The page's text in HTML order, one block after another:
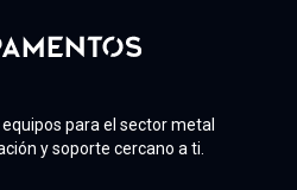
para el sector metal
y soporte cercano a ti.